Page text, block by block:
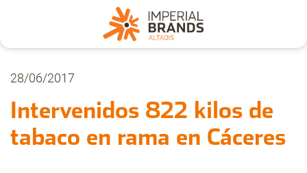
Nosotros
Secciones
28/06/2017
Intervenidos 822 kilos de
tabaco en rama en Cáceres